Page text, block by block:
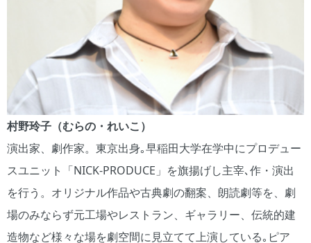
村野玲子（むらの・れいこ）
演出家、劇作家。東京出身｡早稲田大学在学中にプロデュー
スユニット「NICK-PRODUCE」を旗揚げし主宰､作・演出
を行う。オリジナル作品や古典劇の翻案、朗読劇等を、劇
場のみならず元工場やレストラン、ギャラリー、伝統的建
造物など様々な場を劇空間に見立てて上演している｡ピア